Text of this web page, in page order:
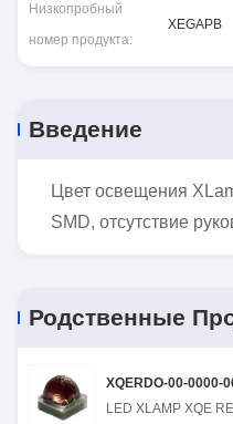
Низкопробный
номер продукта:
XEGAPB
Введение
Цвет освещения
SMD, отсутствие
Родственные
XQERDO-00-0000-
LED XLAMP XQE